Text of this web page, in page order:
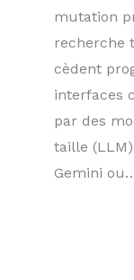
mutation
recherche
cèdent
interfaces
par des
taille
Gemini